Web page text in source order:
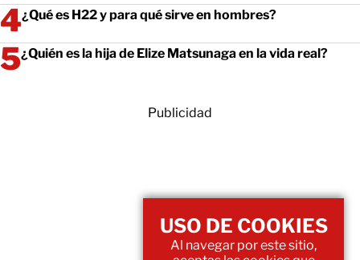
¿Qué es H22 y para qué sirve en hombres?
¿Quién es la hija de Elize Matsunaga en la vida real?
Publicidad
USO DE COOKIES
Al navegar por este sitio,